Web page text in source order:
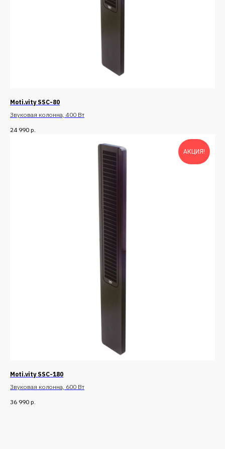
Moti.vity SSC-80
Звуковая колонна, 400 Вт
24 990 р.
АКЦИЯ!
Moti.vity SSC-180
Звуковая колонна, 600 Вт
36 990 р.